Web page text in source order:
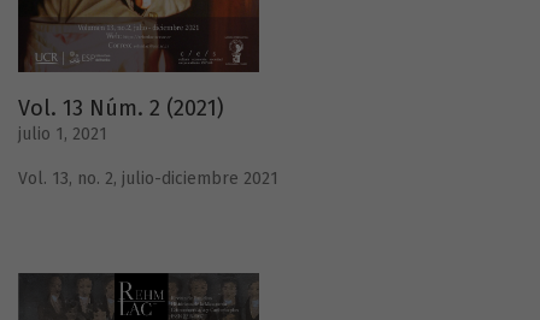
Vol. 13 Núm. 2 (2021)
julio 1, 2021
Vol. 13, no. 2, julio-diciembre 2021